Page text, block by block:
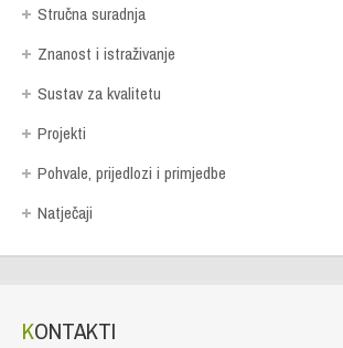
Stručna suradnja
Znanost i istraživanje
Sustav za kvalitetu
Projekti
Pohvale, prijedlozi i primjedbe
Natječaji
KONTAKTI